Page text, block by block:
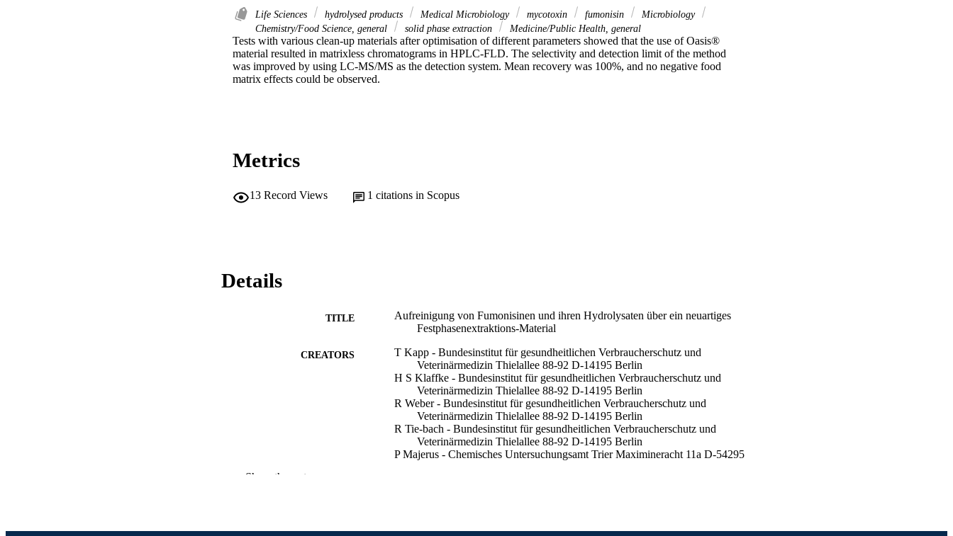
Life Sciences hydrolysed products Medical Microbiology mycotoxin fumonisin
Microbiology
Chemistry/Food Science, general
solid phase extraction Medicine/Public Health, general
Tests with various clean-up materials after optimisation of different parameters showed that the use of Oasis®
material resulted in matrixless chromatograms in HPLC-FLD. The selectivity and detection limit of the method
was improved by using LC-MS/MS as the detection system. Mean recovery was 100%, and no negative food
matrix effects could be observed.
Metrics
13 Record Views 1 citations in Scopus
Details
TITLE
Aufreinigung von Fumonisinen und ihren Hydrolysaten über ein neuartiges
Festphasenextraktions-Material
CREATORS
T Kapp - Bundesinstitut für gesundheitlichen Verbraucherschutz und
Veterinärmedizin Thielallee 88-92 D-14195 Berlin
H S Klaffke - Bundesinstitut für gesundheitlichen Verbraucherschutz und
Veterinärmedizin Thielallee 88-92 D-14195 Berlin
R Weber - Bundesinstitut für gesundheitlichen Verbraucherschutz und
Veterinärmedizin Thielallee 88-92 D-14195 Berlin
R Tie-bach - Bundesinstitut für gesundheitlichen Verbraucherschutz und
Veterinärmedizin Thielallee 88-92 D-14195 Berlin
P Majerus - Chemisches Untersuchungsamt Trier Maximineracht 11a D-54295
I Zimmer - Lehrstuhl für Hygiene und Technologie der Milch Ludwig-
Show the rest